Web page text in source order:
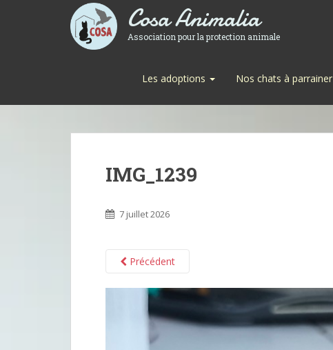
Cosa Animalia
Association pour la protection animale
Les adoptions Nos chats à parrainer
IMG_1239
7 juillet 2026
Précédent